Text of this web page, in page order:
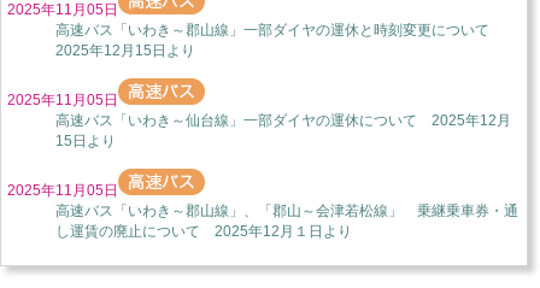
2025年11月05日
高速バス「いわき～郡山線」一部ダイヤの運休と時刻変更について
2025年12月15日より
2025年11月05日
高速バス「いわき～仙台線」一部ダイヤの運休について 2025年12月
15日より
2025年11月05日
高速バス「いわき～郡山線」、「郡山～会津若松線」 乗継乗車券・通
し運賃の廃止について 2025年12月１日より